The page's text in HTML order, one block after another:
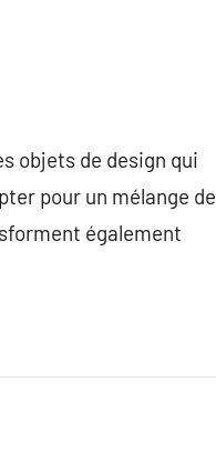
objets de design qui
pour un mélange de
également